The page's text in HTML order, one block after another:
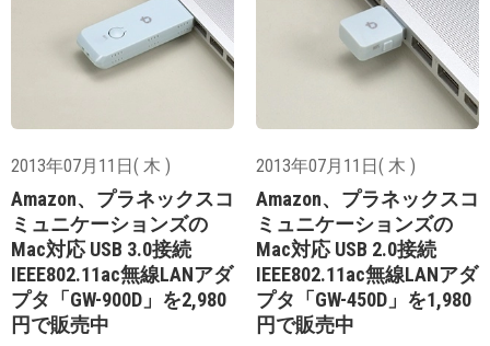
2013年07月11日( 木 )
Amazon、プラネックスコ
ミュニケーションズの
Mac対応 USB 3.0接続
IEEE802.11ac無線LANアダ
プタ「GW-900D」を2,980
円で販売中
2013年07月11日( 木 )
Amazon、プラネックスコ
ミュニケーションズの
Mac対応 USB 2.0接続
IEEE802.11ac無線LANアダ
プタ「GW-450D」を1,980
円で販売中